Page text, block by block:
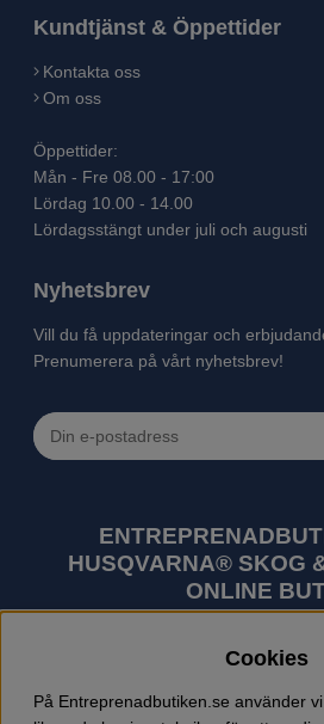
Kundtjänst & Öppettider
Kontakta oss
Om oss
Öppettider:
Mån - Fre 08.00 - 17:00
Lördag 10.00 - 14.00
Lördagsstängt under juli och augusti
Nyhetsbrev
Vill du få uppdateringar och
Prenumerera på vårt nyhetsbrev!
HUSQVARNA® SKOG
ONLINE
utomhusprodukter som
trädgårdsmaskiner. I sortimentet finns
motorsågar, röjsågar, trimmers,
Cookies
På Entreprenadbutiken.se använder